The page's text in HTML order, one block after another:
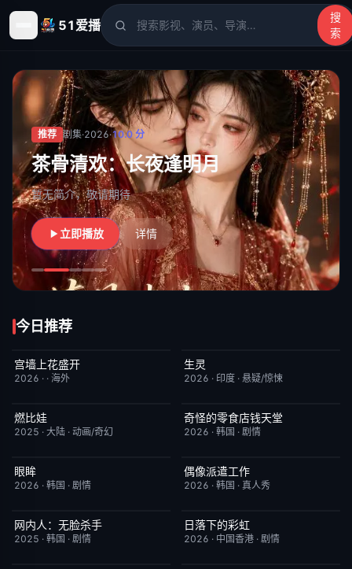
51爱播
搜
索
51爱播 - 电影、电视剧、动漫、综艺、短剧高清在线观看
推荐 剧集·2026·10.0 分
茶骨清欢：长夜逢明月
暂无简介，敬请期待
立即播放 详情
今日推荐
更新至第4集
宫墙上花盛开
2026 · · 海外
今日更新
生灵
2026 · 印度 · 悬疑/惊悚
HD国语
燃比娃
2025 · 大陆 · 动画/奇幻
HD中字
奇怪的零食店钱天堂
2026 · 韩国 · 剧情
HD中字
眼眸
2026 · 韩国 · 剧情
已完结
偶像派遣工作
2026 · 韩国 · 真人秀
今日更新
网内人：无脸杀手
2025 · 韩国 · 剧情
更新至第6集
日落下的彩虹
2026 · 中国香港 · 剧情